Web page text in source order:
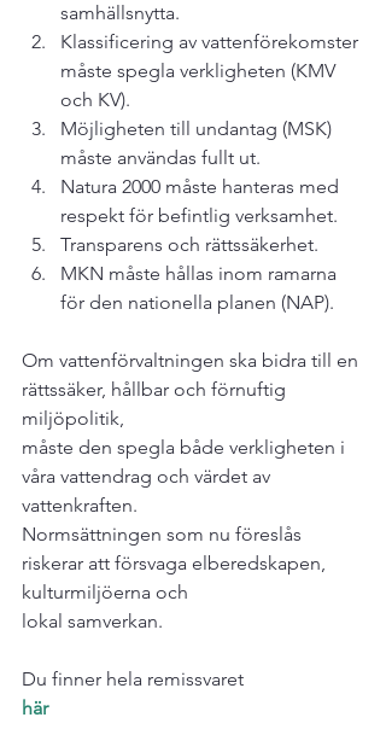
samhällsnytta.
Klassificering av vattenförekomster
måste spegla verkligheten (KMV
och KV).
Möjligheten till undantag (MSK)
måste användas fullt ut.
Natura 2000 måste hanteras med
respekt för befintlig verksamhet.
Transparens och rättssäkerhet.
MKN måste hållas inom ramarna
för den nationella planen (NAP).
Om vattenförvaltningen ska bidra till en
rättssäker, hållbar och förnuftig
miljöpolitik,
måste den spegla både verkligheten i
våra vattendrag och värdet av
vattenkraften.
Normsättningen som nu föreslås
riskerar att försvaga elberedskapen,
kulturmiljöerna och
lokal samverkan.
Du finner hela remissvaret
här